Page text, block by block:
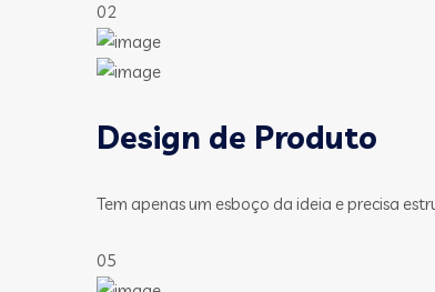
02
Design de Produto
Tem apenas um esboço da ideia e precisa
05